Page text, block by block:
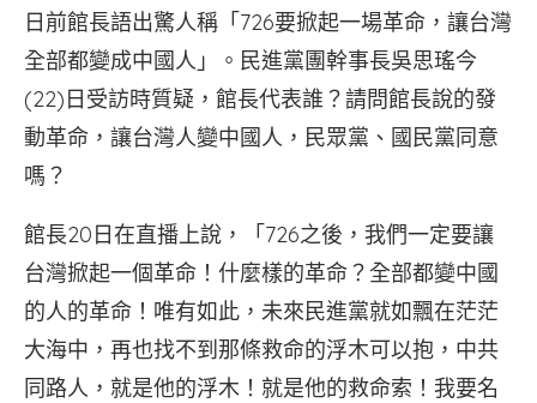
日前館長語出驚人稱「726要掀起一場革命，讓台灣
全部都變成中國人」。民進黨團幹事長吳思瑤今
(22)日受訪時質疑，館長代表誰？請問館長說的發
動革命，讓台灣人變中國人，民眾黨、國民黨同意
嗎？
館長20日在直播上說，「726之後，我們一定要讓
台灣掀起一個革命！什麼樣的革命？全部都變中國
的人的革命！唯有如此，未來民進黨就如飄在茫茫
大海中，再也找不到那條救命的浮木可以抱，中共
同路人，就是他的浮木！就是他的救命索！我要名